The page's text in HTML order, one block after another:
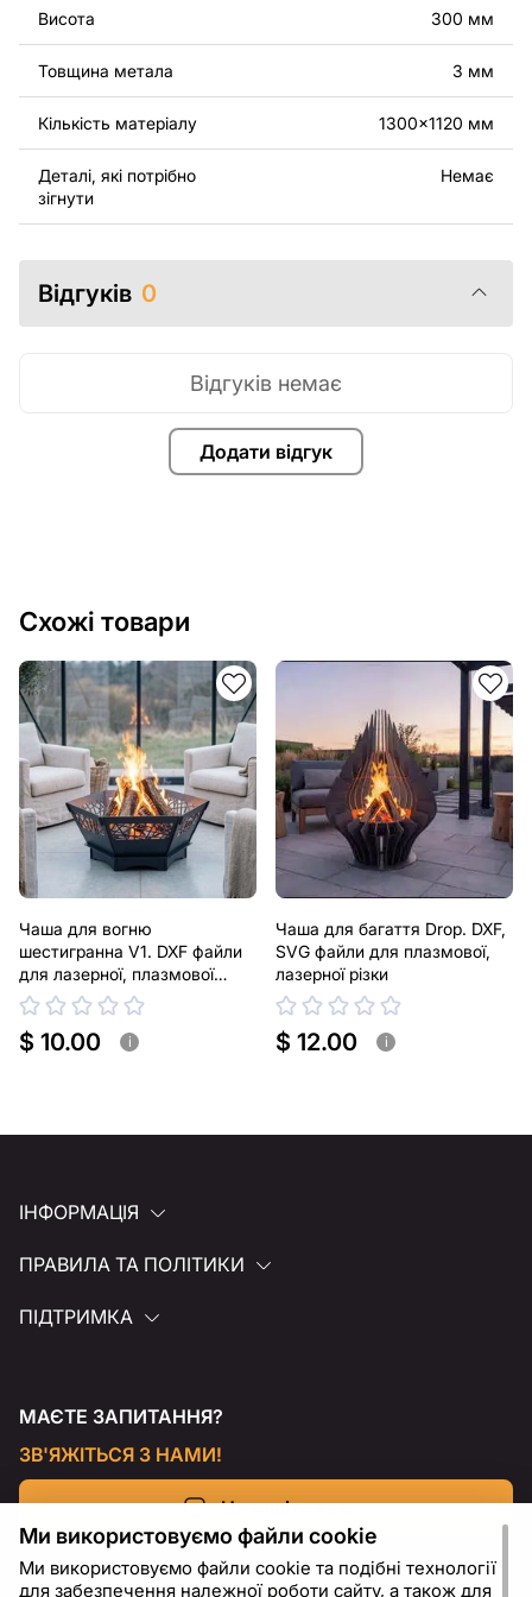
оригінальних або відредагованих файлів заборонені.
За додаткову плату ми можемо додати будь-який
текст, зображення, логотип вашої компанії або
зробити інші зміни в дизайні виробу. Якщо вам
потрібно, щоб ми виконали індивідуальне креслення
виробу з металу для вас, будь ласка, зв'яжіться з
нами.
завжди готові допомогти.
Висота 300 мм
Товщина метала 3 мм
Кількість матеріалу 1300x1120 мм
Деталі, які потрібно
зігнути
Немає
Відгуків 0
Додати відгук
Відгуків немає
Схожі товари
Чаша для вогню
шестигранна V1. DXF файли
для лазерної, плазмової
різки
$ 10.00 i
Чаша для багаття Drop. DXF,
SVG файли для плазмової,
лазерної різки
$ 12.00 i
ІНФОРМАЦІЯ
ПРАВИЛА ТА ПОЛІТИКИ
ПІДТРИМКА
МАЄТЕ ЗАПИТАННЯ?
ЗВ'ЯЖІТЬСЯ З НАМИ!
Напишіть нам
Ми використовуємо файли cookie
Ми використовуємо файли cookie та подібні технології
для забезпечення належної роботи сайту, а також для